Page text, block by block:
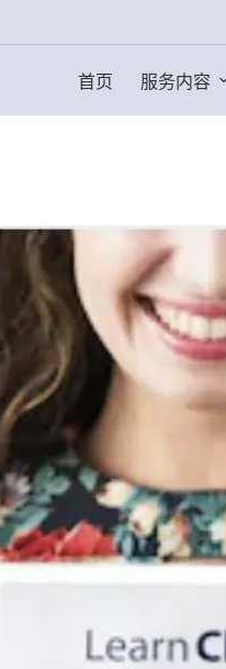
首页 服务内容